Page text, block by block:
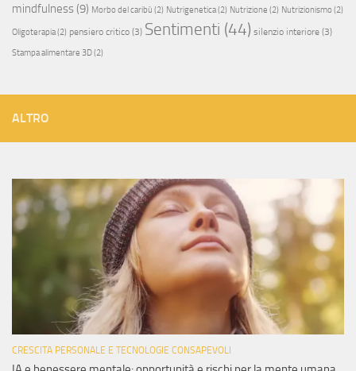
mindfulness (9) Morbo del caribù (2) Nutrigenetica(2) Nutrizione (2) Nutrizionismo (2)
Oligoterapia(2) pensiero critico (3) Sentimenti (44) silenzio interiore (3)
Stampa alimentare 3D(2)
ALTRO
CRESCITA PERSONALE E TECNOLOGIE CONSAPEVOLI